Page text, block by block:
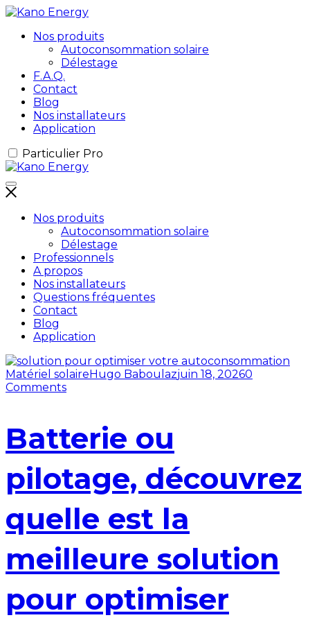
Nos produits
Autoconsommation solaire
Délestage
F.A.Q.
Contact
Blog
Nos installateurs
Application
Particulier Pro
Nos produits
Autoconsommation solaire
Délestage
Professionnels
A propos
Nos installateurs
Questions fréquentes
Contact
Blog
Application
Matériel solaireHugo Baboulazjuin 18, 20260
Comments
Batterie ou
pilotage, découvrez
quelle est la
meilleure solution
pour optimiser